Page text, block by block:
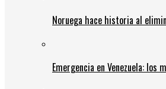
Noruega hace historia al
Emergencia en Venezuela: